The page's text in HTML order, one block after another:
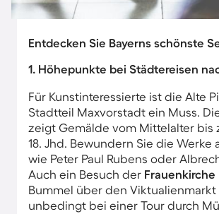
Entdecken Sie Bayerns schönste
1. Höhepunkte bei Städtereisen
Für Kunstinteressierte ist die Alte
Stadtteil Maxvorstadt ein Muss.
zeigt Gemälde vom Mittelalter bis
18. Jhd. Bewundern Sie die Werke
wie Peter Paul Rubens oder
Auch ein Besuch der Frauenkirche
Bummel über den Viktualienmarkt
unbedingt bei einer Tour durch